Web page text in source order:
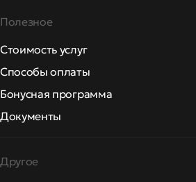
Полезное
Стоимость услуг
Способы оплаты
Бонусная программа
Документы
Другое